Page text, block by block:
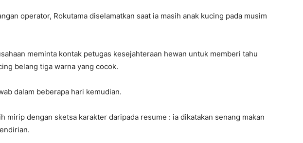
operator, Rokutama diselamatkan saat ia masih anak kucing pada musim
meminta kontak petugas kesejahteraan hewan untuk memberi tahu
belang tiga warna yang cocok.
dalam beberapa hari kemudian.
mirip dengan sketsa karakter daripada resume : ia dikatakan senang makan